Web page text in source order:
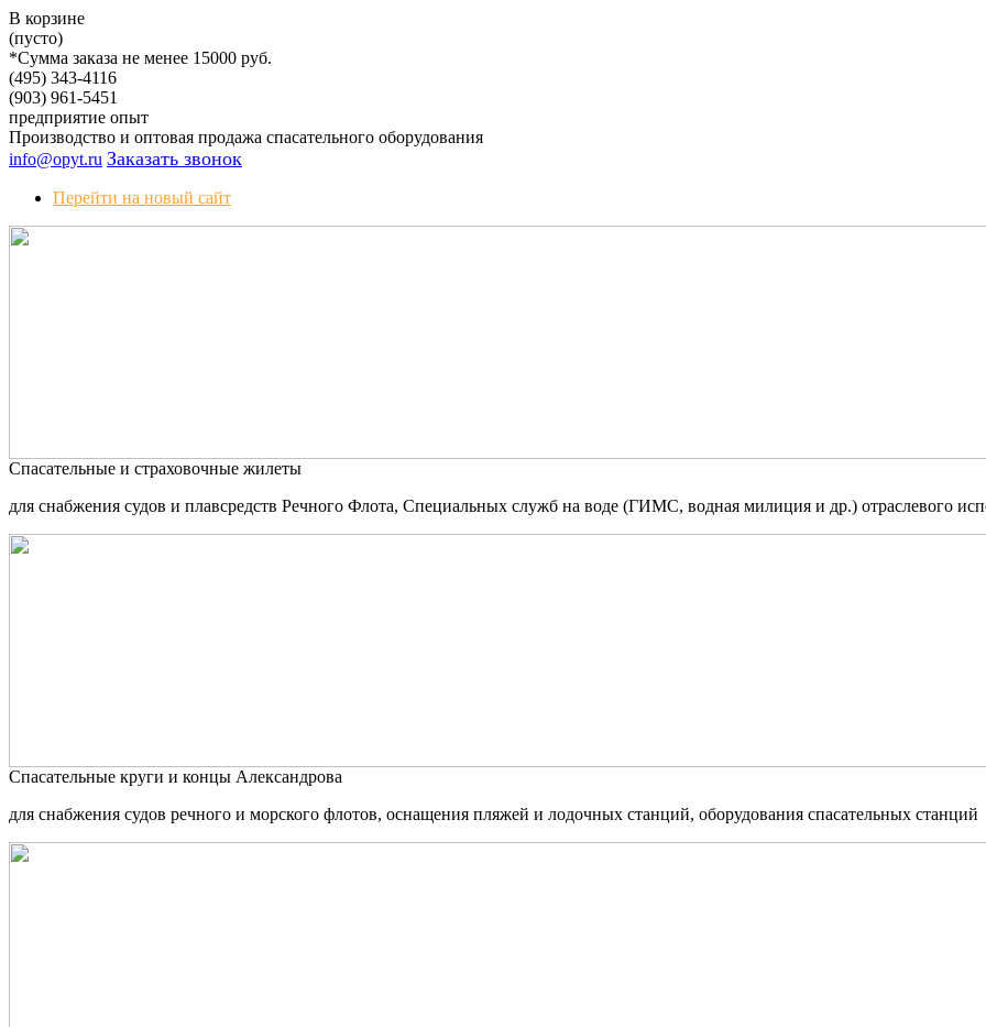
В корзине
(пусто)
*Сумма заказа не менее 15000 руб.
(495) 343-4116
(903) 961-5451
предприятие опыт
Производство и оптовая продажа спасательного оборудования
info@opyt.ru Заказать звонок
Перейти на новый сайт
Спасательные и страховочные жилеты
для снабжения судов и плавсредств Речного Флота, Специальных служб на воде (ГИМС, водная милиция и др.) отраслевого
Спасательные круги и концы Александрова
для снабжения судов речного и морского флотов, оснащения пляжей и лодочных станций, оборудования спасательных станций